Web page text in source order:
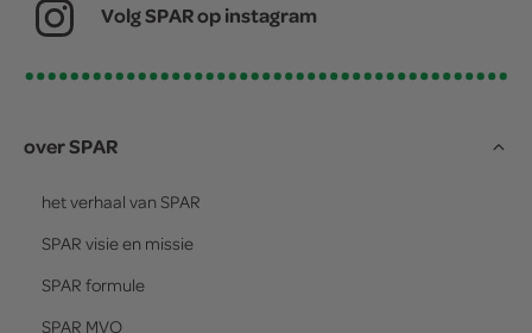
Volg SPAR op instagram
over SPAR
het verhaal van SPAR
SPAR visie en missie
SPAR formule
SPAR MVO